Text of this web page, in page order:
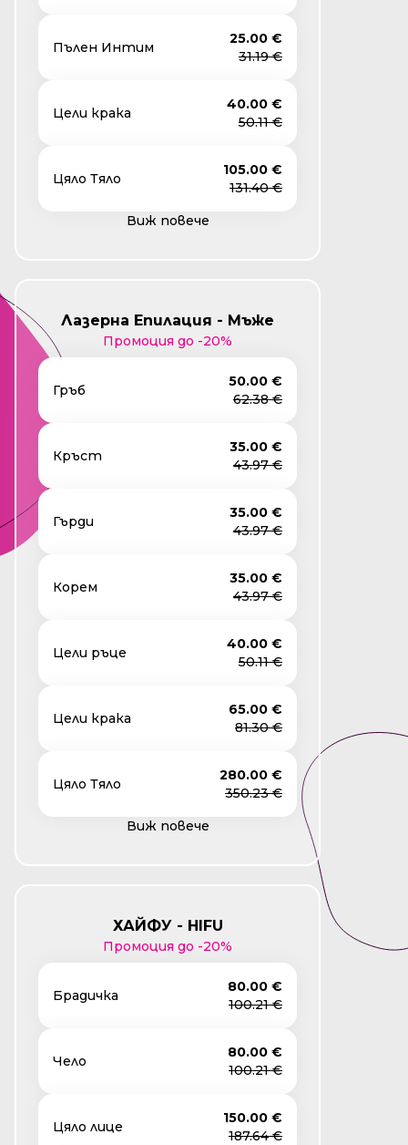
Пълен Интим
25.00 €
31.19 €
Цели крака
40.00 €
50.11 €
Цяло Тяло
105.00 €
131.40 €
Виж повече
Лазерна Епилация - Мъже
Промоция до -20%
Гръб
50.00 €
62.38 €
Кръст
35.00 €
43.97 €
Гърди
35.00 €
43.97 €
Корем
35.00 €
43.97 €
Цели ръце
40.00 €
50.11 €
Цели крака
65.00 €
81.30 €
Цяло Тяло
280.00 €
350.23 €
Виж повече
ХАЙФУ - HIFU
Промоция до -20%
Брадичка
80.00 €
100.21 €
Чело
80.00 €
100.21 €
Цяло лице
150.00 €
187.64 €